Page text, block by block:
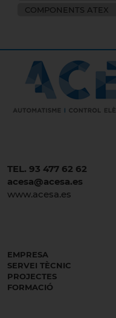
COMPONENTS ATEX
TEL. 93 477 62 62
acesa@acesa.es
www.acesa.es
EMPRESA
SERVEI TÈCNIC
PROJECTES
FORMACIÓ